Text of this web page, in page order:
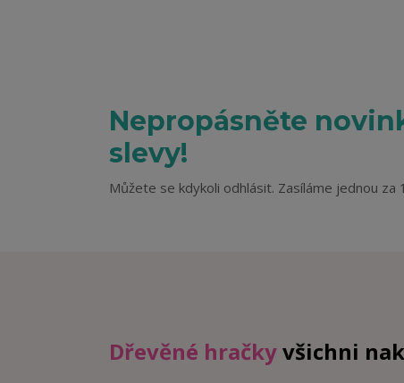
Nepropásněte
slevy!
Můžete se kdykoli odhlásit. Zasíláme jednou za
Dřevěné hračkyvšichni